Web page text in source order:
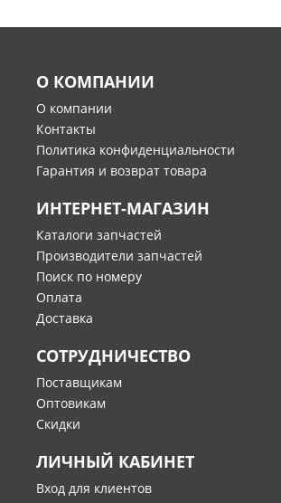
О КОМПАНИИ
О компании
Контакты
Политика конфиденциальности
Гарантия и возврат товара
ИНТЕРНЕТ-МАГАЗИН
Каталоги запчастей
Производители запчастей
Поиск по номеру
Оплата
Доставка
СОТРУДНИЧЕСТВО
Поставщикам
Оптовикам
Скидки
ЛИЧНЫЙ КАБИНЕТ
Вход для клиентов